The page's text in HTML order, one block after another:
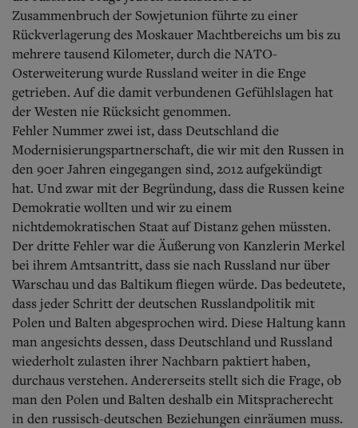
Zusammenbruch der Sowjetunion führte zu einer
Rückverlagerung des Moskauer Machtbereichs um bis zu
mehrere tausend Kilometer, durch die NATO-
Osterweiterung wurde Russland weiter in die Enge
getrieben. Auf die damit verbundenen Gefühlslagen hat
der Westen nie Rücksicht genommen.
Fehler Nummer zwei ist, dass Deutschland die
Modernisierungspartnerschaft, die wir mit den Russen in
den 90er Jahren eingegangen sind, 2012 aufgekündigt
hat. Und zwar mit der Begründung, dass die Russen keine
Demokratie wollten und wir zu einem
nichtdemokratischen Staat auf Distanz gehen müssten.
Der dritte Fehler war die Äußerung von Kanzlerin Merkel
bei ihrem Amtsantritt, dass sie nach Russland nur über
Warschau und das Baltikum fliegen würde. Das bedeutete,
dass jeder Schritt der deutschen Russlandpolitik mit
Polen und Balten abgesprochen wird. Diese Haltung kann
man angesichts dessen, dass Deutschland und Russland
wiederholt zulasten ihrer Nachbarn paktiert haben,
durchaus verstehen. Andererseits stellt sich die Frage, ob
man den Polen und Balten deshalb ein Mitspracherecht
in den russisch-deutschen Beziehungen einräumen muss.